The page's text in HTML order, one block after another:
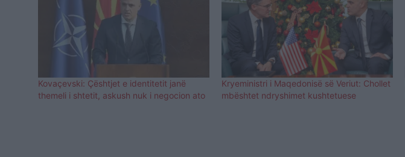
Kovaçevski: Çështjet e identitetit janë
themeli i shtetit, askush nuk i negocion ato
Kryeministri i Maqedonisë së Veriut: Chollet
mbështet ndryshimet kushtetuese